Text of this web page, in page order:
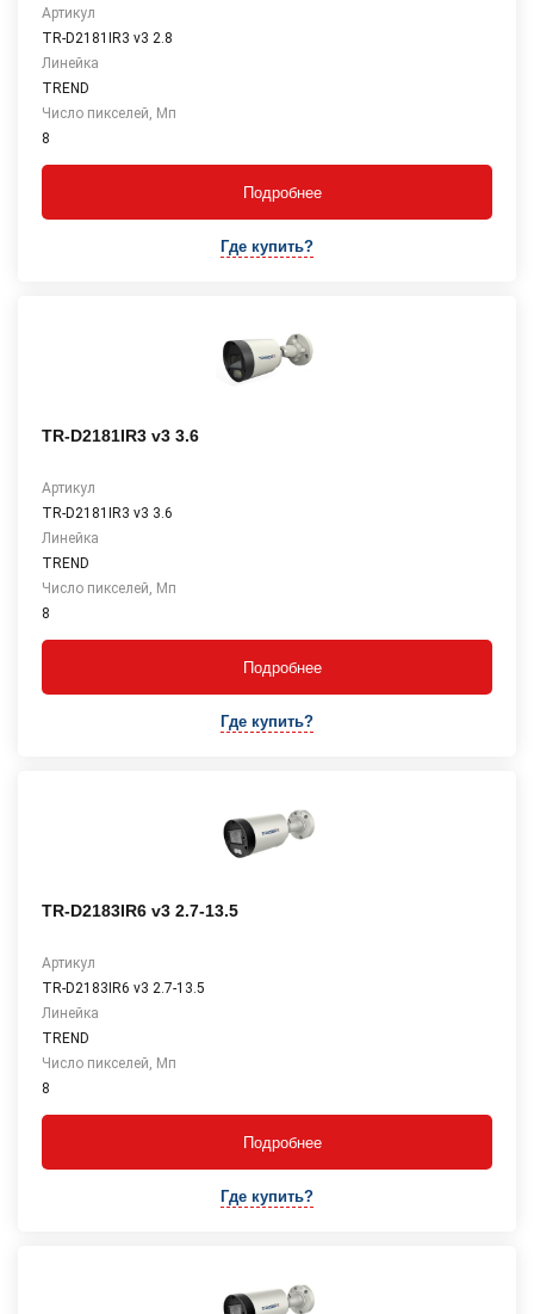
Артикул
TR-D2181IR3 v3 2.8
Линейка
TREND
Число пикселей, Мп
8
Подробнее
Где купить?
TR-D2181IR3 v3 3.6
Артикул
TR-D2181IR3 v3 3.6
Линейка
TREND
Число пикселей, Мп
8
Подробнее
Где купить?
TR-D2183IR6 v3 2.7-13.5
Артикул
TR-D2183IR6 v3 2.7-13.5
Линейка
TREND
Число пикселей, Мп
8
Подробнее
Где купить?